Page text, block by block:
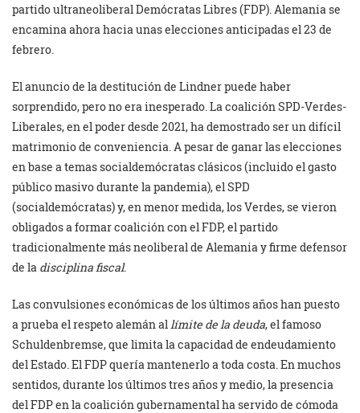
partido ultraneoliberal Demócratas Libres (FDP). Alemania se
encamina ahora hacia unas elecciones anticipadas el 23 de
febrero.
El anuncio de la destitución de Lindner puede haber
sorprendido, pero no era inesperado. La coalición SPD-Verdes-
Liberales, en el poder desde 2021, ha demostrado ser un difícil
matrimonio de conveniencia. A pesar de ganar las elecciones
en base a temas socialdemócratas clásicos (incluido el gasto
público masivo durante la pandemia), el SPD
(socialdemócratas) y, en menor medida, los Verdes, se vieron
obligados a formar coalición con el FDP, el partido
tradicionalmente más neoliberal de Alemania y firme defensor
de la disciplina fiscal.
Las convulsiones económicas de los últimos años han puesto
a prueba el respeto alemán al límite de la deuda, el famoso
Schuldenbremse, que limita la capacidad de endeudamiento
del Estado. El FDP quería mantenerlo a toda costa. En muchos
sentidos, durante los últimos tres años y medio, la presencia
del FDP en la coalición gubernamental ha servido de cómoda